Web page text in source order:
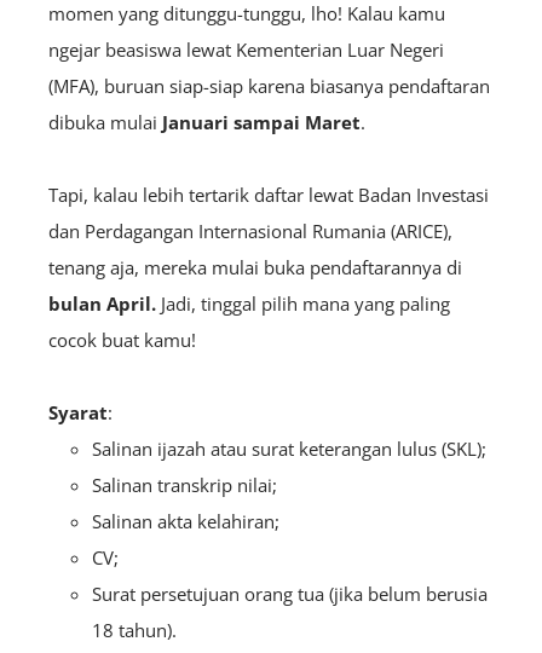
momen yang ditunggu-tunggu, lho! Kalau kamu
ngejar beasiswa lewat Kementerian Luar Negeri
(MFA), buruan siap-siap karena biasanya pendaftaran
dibuka mulai Januari sampai Maret.
Tapi, kalau lebih tertarik daftar lewat Badan Investasi
dan Perdagangan Internasional Rumania (ARICE),
tenang aja, mereka mulai buka pendaftarannya di
bulan April. Jadi, tinggal pilih mana yang paling
cocok buat kamu!
Syarat:
Salinan ijazah atau surat keterangan lulus (SKL);
Salinan transkrip nilai;
Salinan akta kelahiran;
CV;
Surat persetujuan orang tua (jika belum berusia
18 tahun).